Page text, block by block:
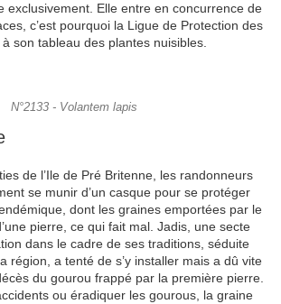
exclusivement. Elle entre en concurrence de
c’est pourquoi la Ligue de Protection des
à son tableau des plantes nuisibles.
N°2133 - Volantem lapis
de l’Ile de Pré Britenne, les randonneurs
se munir d’un casque pour se protéger
dont les graines emportées par le
pierre, ce qui fait mal. Jadis, une secte
dans le cadre de ses traditions, séduite
région, a tenté de s’y installer mais a dû vite
du gourou frappé par la première pierre.
ou éradiquer les gourous, la graine